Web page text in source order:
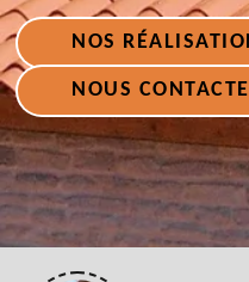
NOS
NOUS